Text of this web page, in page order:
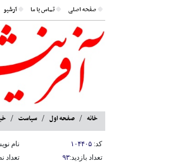
صفحه اصلی تماس با ما آرشیو
خانه صفحه اول سیاست
کد: نام
تعداد بازدید:۹۳ تعداد